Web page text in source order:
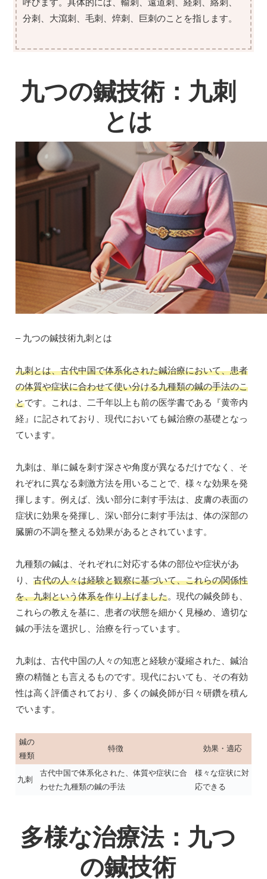
呼びます。具体的には、輸刺、遠道刺、経刺、絡刺、
分刺、大瀉刺、毛刺、焠刺、巨刺のことを指します。
九つの鍼技術：九刺
とは
– 九つの鍼技術九刺とは
九刺とは、古代中国で体系化された鍼治療において、患者
の体質や症状に合わせて使い分ける九種類の鍼の手法のこ
とです。これは、二千年以上も前の医学書である『黄帝内
経』に記されており、現代においても鍼治療の基礎となっ
ています。
九刺は、単に鍼を刺す深さや角度が異なるだけでなく、そ
れぞれに異なる刺激方法を用いることで、様々な効果を発
揮します。例えば、浅い部分に刺す手法は、皮膚の表面の
症状に効果を発揮し、深い部分に刺す手法は、体の深部の
臓腑の不調を整える効果があるとされています。
九種類の鍼は、それぞれに対応する体の部位や症状があ
り、 古代の人々は経験と観察に基づいて、これらの関係性
を、九刺という体系を作り上げました。現代の鍼灸師も、
これらの教えを基に、患者の状態を細かく見極め、適切な
鍼の手法を選択し、治療を行っています。
九刺は、古代中国の人々の知恵と経験が凝縮された、鍼治
療の精髄とも言えるものです。現代においても、その有効
性は高く評価されており、多くの鍼灸師が日々研鑽を積ん
でいます。
鍼の
種類
特徴 効果・適応
九刺
古代中国で体系化された、体質や症状に合
わせた九種類の鍼の手法
様々な症状に対
応できる
多様な治療法：九つ
の鍼技術